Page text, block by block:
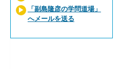
「副島隆彦の学問道場」
へメールを送る